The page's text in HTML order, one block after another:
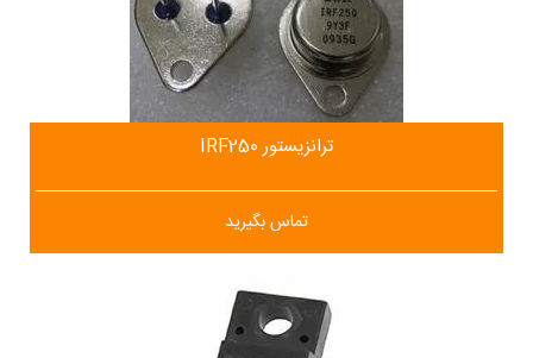
ترانزیستور IRF250
تماس بگیرید